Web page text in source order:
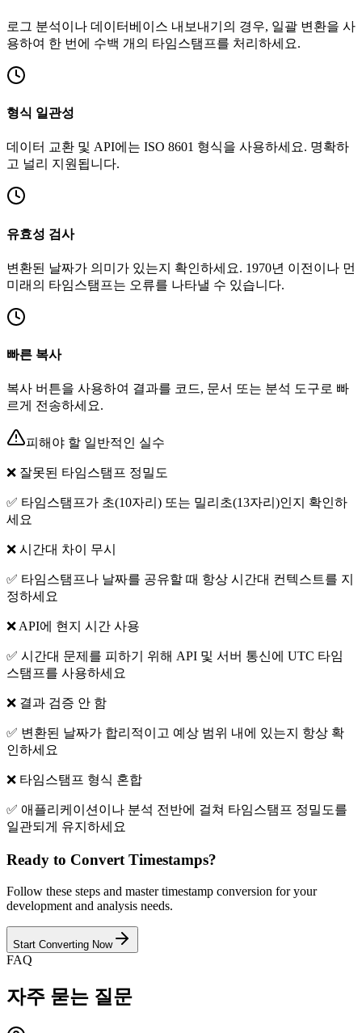
로그 분석이나 데이터베이스 내보내기의 경우, 일괄 변환을 사
용하여 한 번에 수백 개의 타임스탬프를 처리하세요.
형식 일관성
데이터 교환 및 API에는 ISO 8601 형식을 사용하세요. 명확하
고 널리 지원됩니다.
유효성 검사
변환된 날짜가 의미가 있는지 확인하세요. 1970년 이전이나 먼
미래의 타임스탬프는 오류를 나타낼 수 있습니다.
빠른 복사
복사 버튼을 사용하여 결과를 코드, 문서 또는 분석 도구로 빠
르게 전송하세요.
피해야 할 일반적인 실수
❌ 잘못된 타임스탬프 정밀도
✅ 타임스탬프가 초(10자리) 또는 밀리초(13자리)인지 확인하
세요
❌ 시간대 차이 무시
✅ 타임스탬프나 날짜를 공유할 때 항상 시간대 컨텍스트를 지
정하세요
❌API에 현지 시간 사용
✅ 시간대 문제를 피하기 위해 API 및 서버 통신에 UTC 타임
스탬프를 사용하세요
❌ 결과 검증 안 함
✅ 변환된 날짜가 합리적이고 예상 범위 내에 있는지 항상 확
인하세요
❌ 타임스탬프 형식 혼합
✅ 애플리케이션이나 분석 전반에 걸쳐 타임스탬프 정밀도를
일관되게 유지하세요
Ready to Convert Timestamps?
Follow these steps and master timestamp conversion for your
development and analysis needs.
Start Converting Now
FAQ
자주 묻는 질문